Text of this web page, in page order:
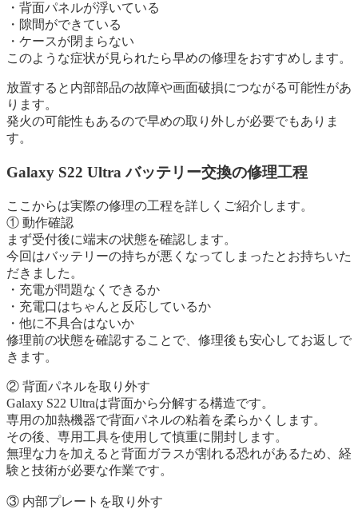
・背面パネルが浮いている
・隙間ができている
・ケースが閉まらない
このような症状が見られたら早めの修理をおすすめします。
放置すると内部部品の故障や画面破損につながる可能性があ
ります。
発火の可能性もあるので早めの取り外しが必要でもありま
す。
Galaxy S22 Ultra バッテリー交換の修理工程
ここからは実際の修理の工程を詳しくご紹介します。
① 動作確認
まず受付後に端末の状態を確認します。
今回はバッテリーの持ちが悪くなってしまったとお持ちいた
だきました。
・充電が問題なくできるか
・充電口はちゃんと反応しているか
・他に不具合はないか
修理前の状態を確認することで、修理後も安心してお返しで
きます。
② 背面パネルを取り外す
Galaxy S22 Ultraは背面から分解する構造です。
専用の加熱機器で背面パネルの粘着を柔らかくします。
その後、専用工具を使用して慎重に開封します。
無理な力を加えると背面ガラスが割れる恐れがあるため、経
験と技術が必要な作業です。
③ 内部プレートを取り外す